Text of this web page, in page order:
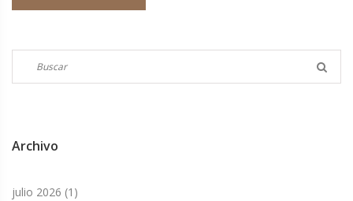
Archivo
julio 2026 (1)